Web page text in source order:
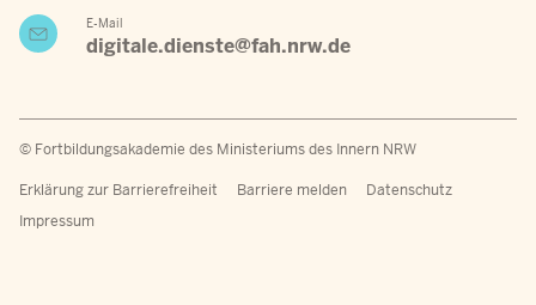
E-Mail
digitale.dienste@fah.nrw.de
© Fortbildungsakademie des Ministeriums des Innern NRW
Fußzeilenmenü
Erklärung zur Barrierefreiheit Barriere melden
Datenschutz
Impressum